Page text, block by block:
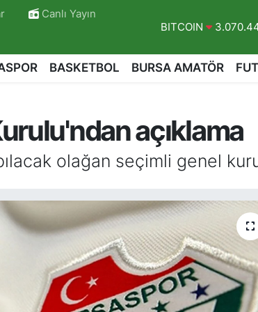
Canlı Yayın
DOLAR
EURO
BİST100
BITCOIN
BASKETBOL BURSA AMATÖR
açıklama
olağan seçimli genel